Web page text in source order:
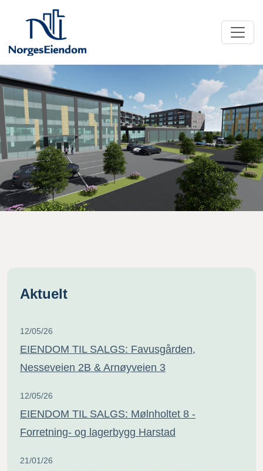
NorgesEiendom
NorgesEiendom forvalter og utvikler eiendommer
innenfor segmentene, handel og kontor, industri og
logistikk.
Aktuelt
12/05/26
EIENDOM TIL SALGS: Favusgården,
Nesseveien 2B & Arnøyveien 3
12/05/26
EIENDOM TIL SALGS: Mølnholtet 8 -
Forretning- og lagerbygg Harstad
21/01/26